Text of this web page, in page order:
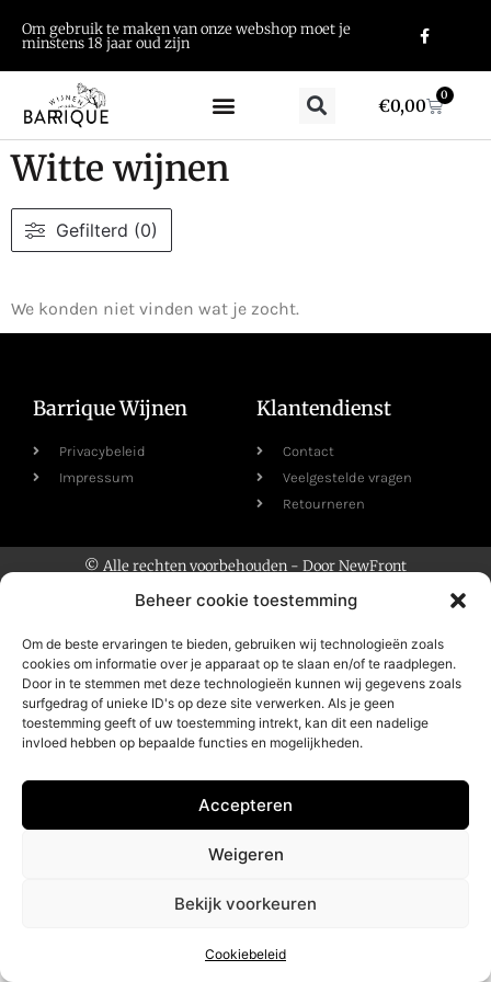
Beheer cookie toestemming
Om de beste ervaringen te bieden, gebruiken wij technologieën zoals
cookies om informatie over je apparaat op te slaan en/of te raadplegen.
Door in te stemmen met deze technologieën kunnen wij gegevens zoals
surfgedrag of unieke ID's op deze site verwerken. Als je geen
toestemming geeft of uw toestemming intrekt, kan dit een nadelige
invloed hebben op bepaalde functies en mogelijkheden.
Accepteren
Weigeren
Bekijk voorkeuren
Cookiebeleid
Om gebruik te maken van onze webshop moet je
minstens 18 jaar oud zijn
€0,00
0
Witte wijnen
Gefilterd (0)
We konden niet vinden wat je zocht.
Barrique Wijnen
Privacybeleid
Impressum
Klantendienst
Contact
Veelgestelde vragen
Retourneren
© Alle rechten voorbehouden - DoorNewFront